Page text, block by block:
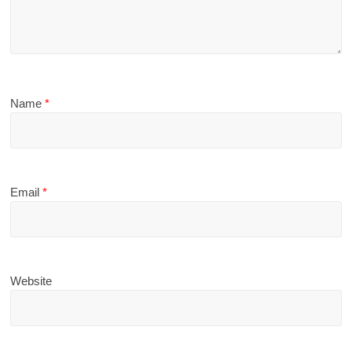
Name*
Email*
Website